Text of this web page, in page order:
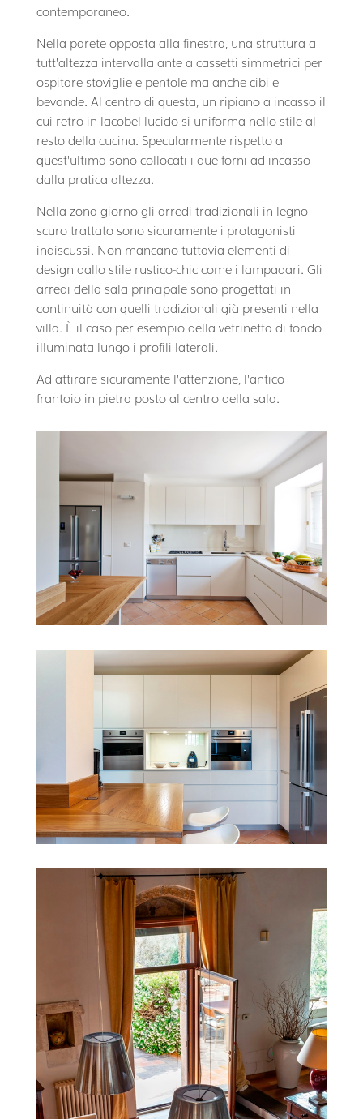
contemporaneo.
Nella parete opposta alla finestra, una struttura a
tutt’altezza intervalla ante a cassetti simmetrici per
ospitare stoviglie e pentole ma anche cibi e
bevande. Al centro di questa, un ripiano a incasso il
cui retro in lacobel lucido si uniforma nello stile al
resto della cucina. Specularmente rispetto a
quest’ultima sono collocati i due forni ad incasso
dalla pratica altezza.
Nella zona giorno gli arredi tradizionali in legno
scuro trattato sono sicuramente i protagonisti
indiscussi. Non mancano tuttavia elementi di
design dallo stile rustico-chic come i lampadari. Gli
arredi della sala principale sono progettati in
continuità con quelli tradizionali già presenti nella
villa. È il caso per esempio della vetrinetta di fondo
illuminata lungo i profili laterali.
Ad attirare sicuramente l’attenzione, l’antico
frantoio in pietra posto al centro della sala.